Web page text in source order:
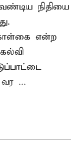
நிதியை
என்ற
...